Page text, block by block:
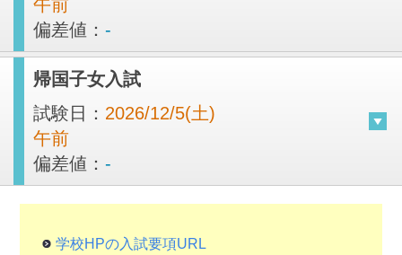
午前
偏差値： -
帰国子女入試
試験日： 2026/12/5(土)
午前
偏差値： -
学校HPの入試要項URL